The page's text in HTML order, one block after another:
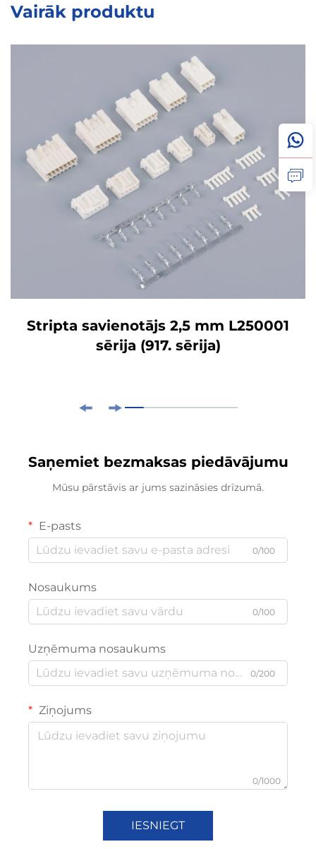
Vairāk produktu
Stripta savienotājs 2,5 mm L250001
sērija (917. sērija)
Saņemiet bezmaksas piedāvājumu
Mūsu pārstāvis ar jums sazināsies drīzumā.
E-pasts
0/100
Nosaukums
0/100
Uzņēmuma nosaukums
0/200
Ziņojums
0/1000
IESNIEGT